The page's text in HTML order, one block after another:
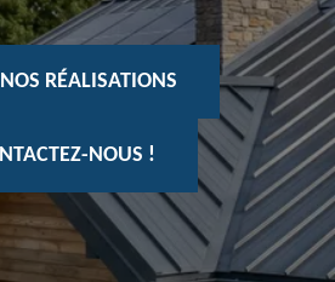
RÉALISATIONS
NOUS !